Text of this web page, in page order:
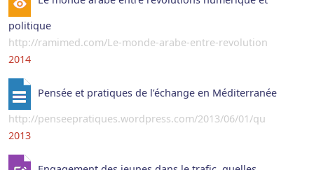
politique
http://ramimed.com/Le-monde-arabe-entre-revolution
2014
Pensée et pratiques de l’échange en Méditerranée
http://penseepratiques.wordpress.com/2013/06/01/qu
2013